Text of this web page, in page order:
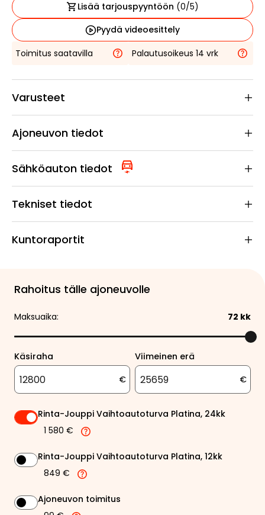
Lisää tarjouspyyntöön (0/5)
Pyydä videoesittely
Toimitus saatavilla
Palautusoikeus 14 vrk
Varusteet
Ajoneuvon tiedot
Sähköauton tiedot
Tekniset tiedot
Kuntoraportit
Rahoitus tälle ajoneuvolle
Maksuaika: 72 kk
Käsiraha
€
Viimeinen erä
€
Rinta-Jouppi Vaihtoautoturva Platina, 24kk
1 580 €
Rinta-Jouppi Vaihtoautoturva Platina, 12kk
849 €
Ajoneuvon toimitus